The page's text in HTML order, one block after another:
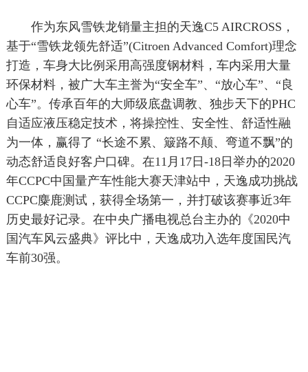
作为东风雪铁龙销量主担的天逸C5 AIRCROSS，
基于“雪铁龙领先舒适”(Citroen Advanced Comfort)理念
打造，车身大比例采用高强度钢材料，车内采用大量
环保材料，被广大车主誉为“安全车”、“放心车”、“良
心车”。传承百年的大师级底盘调教、独步天下的PHC
自适应液压稳定技术，将操控性、安全性、舒适性融
为一体，赢得了 “长途不累、簸路不颠、弯道不飘”的
动态舒适良好客户口碑。在11月17日-18日举办的2020
年CCPC中国量产车性能大赛天津站中，天逸成功挑战
CCPC麋鹿测试，获得全场第一，并打破该赛事近3年
历史最好记录。在中央广播电视总台主办的《2020中
国汽车风云盛典》评比中，天逸成功入选年度国民汽
车前30强。